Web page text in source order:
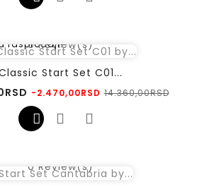
rasprodaji!
0Review(s)
Start Set C01...
Regularna
cena
-2.470,00RSD 14.360,00RSDCena
0 Review(s)